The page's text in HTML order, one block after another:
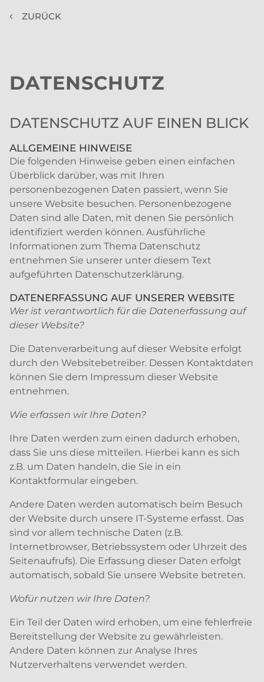
ZURÜCK
DATENSCHUTZ
DATENSCHUTZ AUF EINEN BLICK
ALLGEMEINE HINWEISE
Die folgenden Hinweise geben einen einfachen
Überblick darüber, was mit Ihren
personenbezogenen Daten passiert, wenn Sie
unsere Website besuchen. Personenbezogene
Daten sind alle Daten, mit denen Sie persönlich
identifiziert werden können. Ausführliche
Informationen zum Thema Datenschutz
entnehmen Sie unserer unter diesem Text
aufgeführten Datenschutzerklärung.
DATENERFASSUNG AUF UNSERER WEBSITE
Wer ist verantwortlich für die Datenerfassung auf
dieser Website?
Die Datenverarbeitung auf dieser Website erfolgt
durch den Websitebetreiber. Dessen Kontaktdaten
können Sie dem Impressum dieser Website
entnehmen.
Wie erfassen wir Ihre Daten?
Ihre Daten werden zum einen dadurch erhoben,
dass Sie uns diese mitteilen. Hierbei kann es sich
z.B. um Daten handeln, die Sie in ein
Kontaktformular eingeben.
Andere Daten werden automatisch beim Besuch
der Website durch unsere IT-Systeme erfasst. Das
sind vor allem technische Daten (z.B.
Internetbrowser, Betriebssystem oder Uhrzeit des
Seitenaufrufs). Die Erfassung dieser Daten erfolgt
automatisch, sobald Sie unsere Website betreten.
Wofür nutzen wir Ihre Daten?
Ein Teil der Daten wird erhoben, um eine fehlerfreie
Bereitstellung der Website zu gewährleisten.
Andere Daten können zur Analyse Ihres
Nutzerverhaltens verwendet werden.